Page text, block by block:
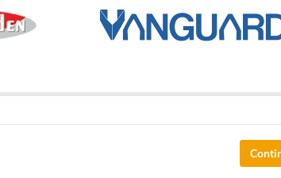
Métodos de envío y retiro
Transporte Habitual